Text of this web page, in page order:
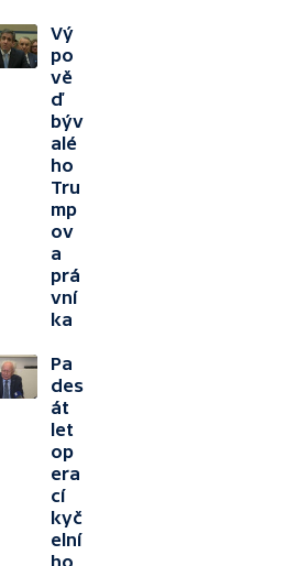
Vý
po
vě
ď
býv
alé
ho
Tru
mp
ov
a
prá
vní
ka
Pa
des
át
let
op
era
cí
kyč
elní
ho